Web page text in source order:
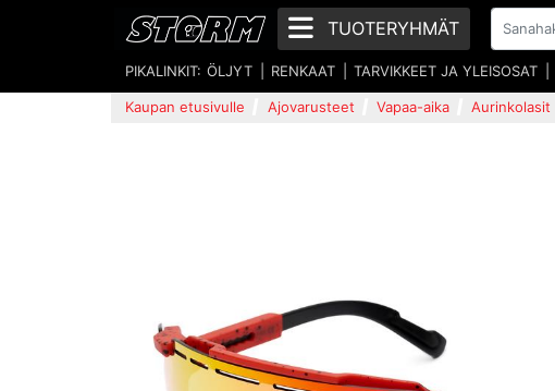
TUOTERYHMÄT
PIKALINKIT: ÖLJYT RENKAAT TARVIKKEET JA YLEISOSAT
Kaupan etusivulle Ajovarusteet Vapaa-aika Aurinkolasit